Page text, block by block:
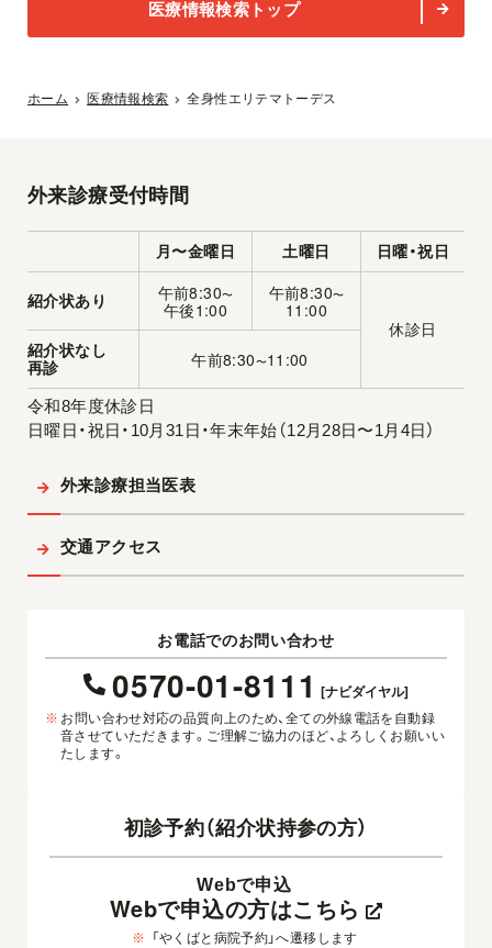
医療情報検索トップ
ホーム 医療情報検索 全身性エリテマトーデス
外来診療受付時間
月〜金曜日 土曜日 日曜・祝日
紹介状あり 午前8:30〜
午後1:00
午前8:30〜
11:00
休診日
紹介状なし
再診
午前8:30〜11:00
令和8年度休診日
日曜日・祝日・10月31日・年末年始（12月28日〜1月4日）
外来診療担当医表
交通アクセス
お電話でのお問い合わせ
0570-01-8111 [ナビダイヤル]
※ お問い合わせ対応の品質向上のため、全ての外線電話を自動録
音させていただきます。ご理解ご協力のほど、よろしくお願いい
たします。
初診予約（紹介状持参の方）
Webで申込
Webで申込の方はこちら
※ 「やくばと病院予約」へ遷移します